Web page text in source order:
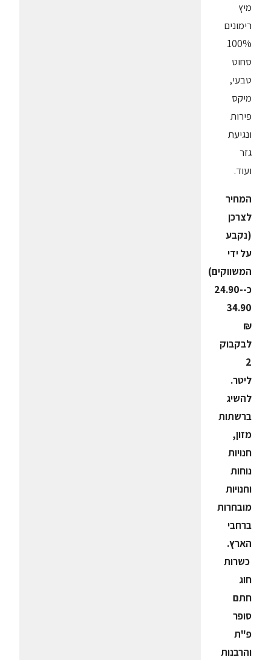
מיץ
רימונים
100%
סחוט
טבעי,
מיקס
פירות
ונגיעת
גזר
ועוד.
המחיר
לצרכן
(נקבע
על ידי
המשווקים)
כ-24.90-
34.90
₪
לבקבוק
2
ליטר.
להשיג
ברשתות
מזון,
חנויות
נוחות
וחנויות
מובחרות
ברחבי
הארץ.
כשרות
חוג
חתם
סופר
פ"ת
והרבנות